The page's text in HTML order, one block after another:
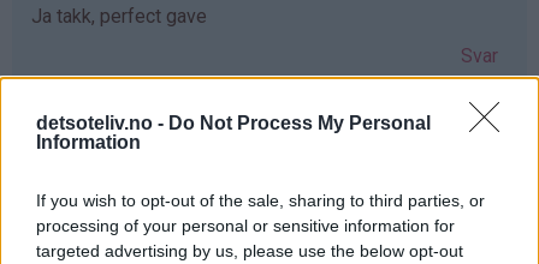
detsoteliv.no - Do Not Process My Personal
Information
If you wish to opt-out of the sale, sharing to third parties, or
processing of your personal or sensitive information for
targeted advertising by us, please use the below opt-out
Ja takk, perfect gave
Svar
Anne-lene Ulriksen - 03.12.2019 - 08:36
en hektisk juletid ønsker deg en fantastisk førjulstid
Svar